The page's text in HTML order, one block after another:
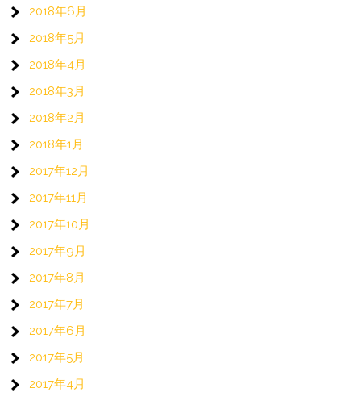
2018年6月
2018年5月
2018年4月
2018年3月
2018年2月
2018年1月
2017年12月
2017年11月
2017年10月
2017年9月
2017年8月
2017年7月
2017年6月
2017年5月
2017年4月